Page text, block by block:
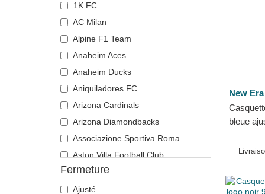
1K FC
AC Milan
Alpine F1 Team
Anaheim Aces
Anaheim Ducks
Aniquiladores FC
Arizona Cardinals
Arizona Diamondbacks
Associazione Sportiva Roma
Aston Villa Football Club
Atlanta Braves
Atlanta Falcons
Fermeture
Ajusté
New Era
bleue
Colour